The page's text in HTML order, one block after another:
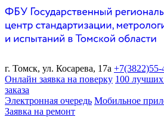
г. Томск, ул. Косарева, 17а +7(3822)55-
Онлайн заявка на поверку 100
заказа
Электронная очередь Мобильное
Заявка на ремонт